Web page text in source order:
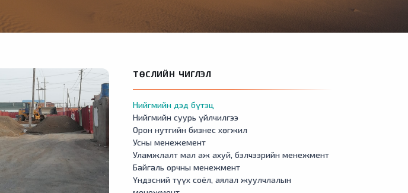
ТӨСЛИЙН ЧИГЛЭЛ
Нийгмийн дэд бүтэц
Нийгмийн суурь үйлчилгээ
Орон нутгийн бизнес хөгжил
Усны менежемент
Уламжлалт мал аж ахуй, бэлчээрийн менежмент
Байгаль орчны менежмент
Үндэсний түүх соёл, аялал жуулчлалын